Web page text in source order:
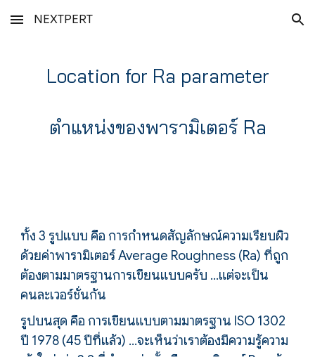
Skip to main content Skip to navigation
NEXTPERT
Location for Ra parameter
ตำแหน่งของพารามิเตอร์ Ra
ทั้ง 3 รูปแบบ คือ การกำหนดสัญลักษณ์ความเรียบผิว
ด้วยค่าพารามิเตอร์ Average Roughness (Ra) ที่ถูก
ต้องตามมาตรฐานการเขียนแบบครับ ...แต่จะเป็น
คนละเวอร์ชั่นกัน
รูปบนสุด คือ การเขียนแบบตามมาตรฐาน ISO 1302
ปี 1978 (45 ปีที่แล้ว) ...จะเห็นว่าเราต้องมีความรู้ความ